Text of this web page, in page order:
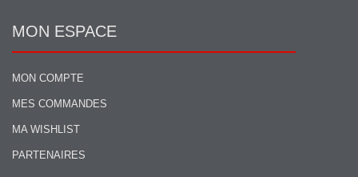
MON ESPACE
MON COMPTE
MES COMMANDES
MA WISHLIST
PARTENAIRES